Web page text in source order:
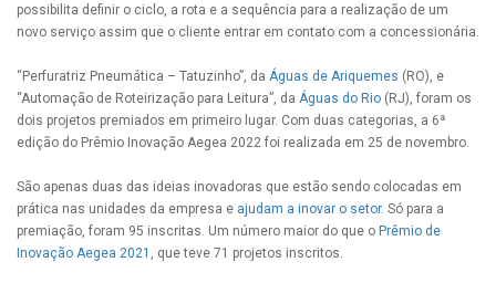
possibilita definir o ciclo, a rota e a sequência para a realização de um
novo serviço assim que o cliente entrar em contato com a concessionária.
“Perfuratriz Pneumática – Tatuzinho”, da Águas de Ariquemes (RO), e
“Automação de Roteirização para Leitura”, da Águas do Rio (RJ), foram os
dois projetos premiados em primeiro lugar. Com duas categorias, a 6ª
edição do Prêmio Inovação Aegea 2022 foi realizada em 25 de novembro.
São apenas duas das ideias inovadoras que estão sendo colocadas em
prática nas unidades da empresa e ajudam a inovar o setor. Só para a
premiação, foram 95 inscritas. Um número maior do que o Prêmio de
Inovação Aegea 2021 , que teve 71 projetos inscritos.